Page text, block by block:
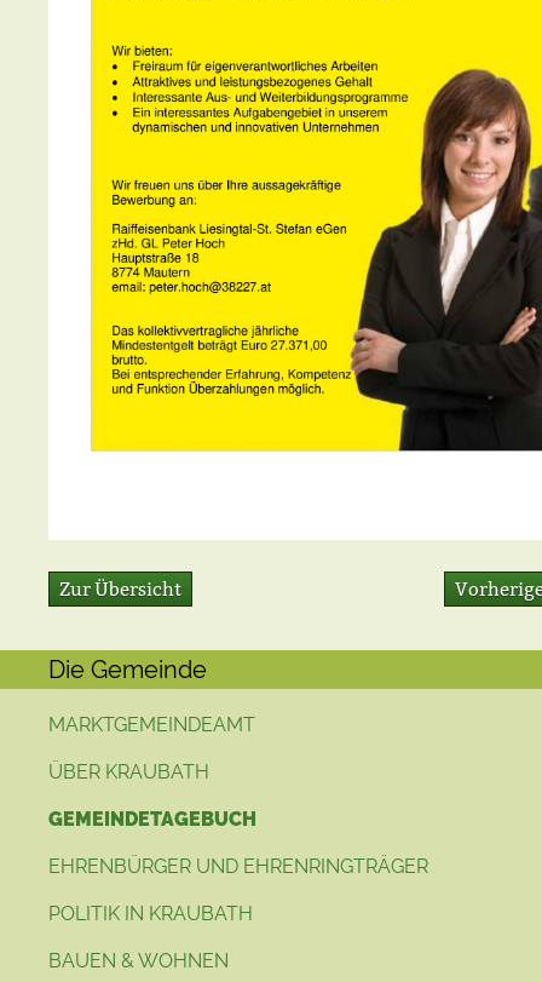
Zur Übersicht
Die Gemeinde
MARKTGEMEINDEAMT
ÜBER KRAUBATH
GEMEINDETAGEBUCH
EHRENBÜRGER UND EHRENRINGTRÄGER
POLITIK IN KRAUBATH
BAUEN & WOHNEN